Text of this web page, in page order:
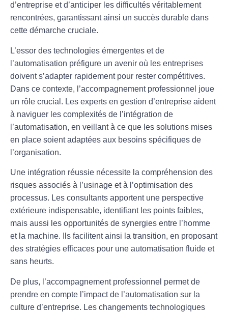
d’entreprise et d’anticiper les difficultés véritablement
rencontrées, garantissant ainsi un succès durable dans
cette démarche cruciale.
L’essor des technologies émergentes et de
l’automatisation préfigure un avenir où les entreprises
doivent s’adapter rapidement pour rester compétitives.
Dans ce contexte, l’accompagnement professionnel joue
un rôle crucial. Les experts en gestion d’entreprise aident
à naviguer les complexités de l’intégration de
l’automatisation, en veillant à ce que les solutions mises
en place soient adaptées aux besoins spécifiques de
l’organisation.
Une intégration réussie nécessite la compréhension des
risques associés à l’usinage et à l’optimisation des
processus. Les consultants apportent une perspective
extérieure indispensable, identifiant les points faibles,
mais aussi les opportunités de synergies entre l’homme
et la machine. Ils facilitent ainsi la transition, en proposant
des stratégies efficaces pour une automatisation fluide et
sans heurts.
De plus, l’accompagnement professionnel permet de
prendre en compte l’impact de l’automatisation sur la
culture d’entreprise. Les changements technologiques